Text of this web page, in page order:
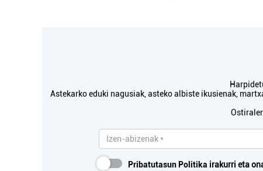
Astekarko eduki nagusiak, asteko albiste ikusienak,
Pribatutasun Politika irakurri eta